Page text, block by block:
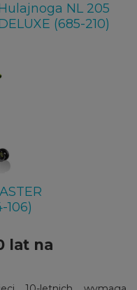
NL 205
(685-210)
106)
lat na